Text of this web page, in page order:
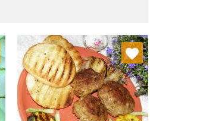
Dodaj do ulubionych
Wybierz listę: